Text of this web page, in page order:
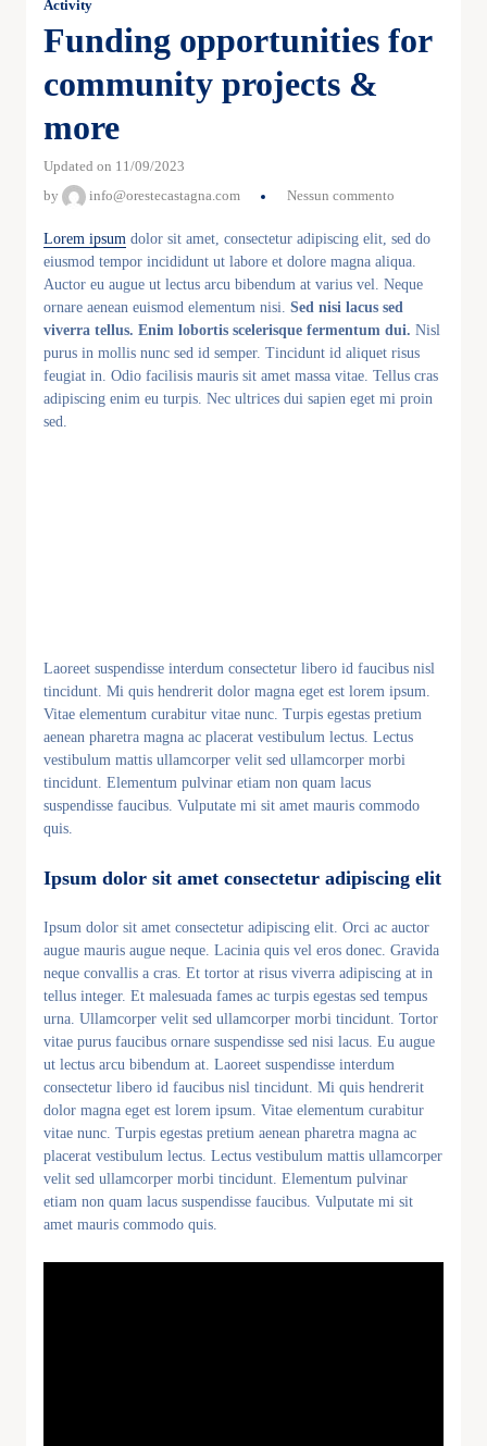
Activity
Funding opportunities for
community projects &
more
Updated on 11/09/2023
by
info@orestecastagna.com Nessun commento
Lorem ipsum dolor sit amet, consectetur adipiscing elit, sed do
eiusmod tempor incididunt ut labore et dolore magna aliqua.
Auctor eu augue ut lectus arcu bibendum at varius vel. Neque
ornare aenean euismod elementum nisi. Sed nisi lacus sed
viverra tellus. Enim lobortis scelerisque fermentum dui. Nisl
purus in mollis nunc sed id semper. Tincidunt id aliquet risus
feugiat in. Odio facilisis mauris sit amet massa vitae. Tellus cras
adipiscing enim eu turpis. Nec ultrices dui sapien eget mi proin
sed.
Laoreet suspendisse interdum consectetur libero id faucibus nisl
tincidunt. Mi quis hendrerit dolor magna eget est lorem ipsum.
Vitae elementum curabitur vitae nunc. Turpis egestas pretium
aenean pharetra magna ac placerat vestibulum lectus. Lectus
vestibulum mattis ullamcorper velit sed ullamcorper morbi
tincidunt. Elementum pulvinar etiam non quam lacus
suspendisse faucibus. Vulputate mi sit amet mauris commodo
quis.
Ipsum dolor sit amet consectetur adipiscing elit
Ipsum dolor sit amet consectetur adipiscing elit. Orci ac auctor
augue mauris augue neque. Lacinia quis vel eros donec. Gravida
neque convallis a cras. Et tortor at risus viverra adipiscing at in
tellus integer. Et malesuada fames ac turpis egestas sed tempus
urna. Ullamcorper velit sed ullamcorper morbi tincidunt. Tortor
vitae purus faucibus ornare suspendisse sed nisi lacus. Eu augue
ut lectus arcu bibendum at. Laoreet suspendisse interdum
consectetur libero id faucibus nisl tincidunt. Mi quis hendrerit
dolor magna eget est lorem ipsum. Vitae elementum curabitur
vitae nunc. Turpis egestas pretium aenean pharetra magna ac
placerat vestibulum lectus. Lectus vestibulum mattis ullamcorper
velit sed ullamcorper morbi tincidunt. Elementum pulvinar
etiam non quam lacus suspendisse faucibus. Vulputate mi sit
amet mauris commodo quis.